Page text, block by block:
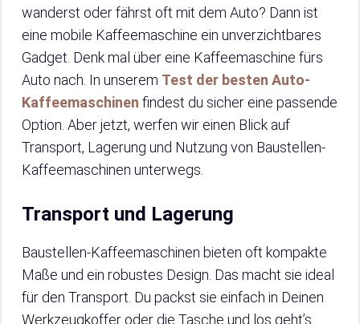
wanderst oder fährst oft mit dem Auto? Dann ist
eine mobile Kaffeemaschine ein unverzichtbares
Gadget. Denk mal über eine Kaffeemaschine fürs
Auto nach. In unserem Test der besten Auto-
Kaffeemaschinen findest du sicher eine passende
Option. Aber jetzt, werfen wir einen Blick auf
Transport, Lagerung und Nutzung von Baustellen-
Kaffeemaschinen unterwegs.
Transport und Lagerung
Baustellen-Kaffeemaschinen bieten oft kompakte
Maße und ein robustes Design. Das macht sie ideal
für den Transport. Du packst sie einfach in Deinen
Werkzeugkoffer oder die Tasche und los geht’s.